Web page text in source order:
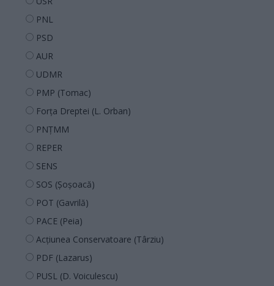
PNL
PSD
AUR
UDMR
PMP (Tomac)
Forța Dreptei (L. Orban)
PNȚMM
REPER
SENS
SOS (Șoșoacă)
POT (Gavrilă)
PACE (Peia)
Acțiunea Conservatoare (Târziu)
PDF (Lazarus)
PUSL (D. Voiculescu)